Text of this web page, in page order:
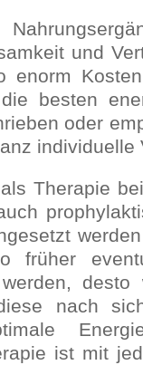
und
enorm
besten
oder
individuelle
Therapie
früher
desto
nach
ist mit